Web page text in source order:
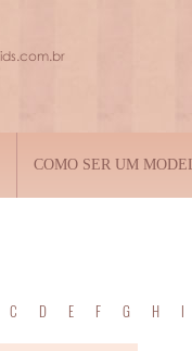
COMO SER UM
C D E F G H I